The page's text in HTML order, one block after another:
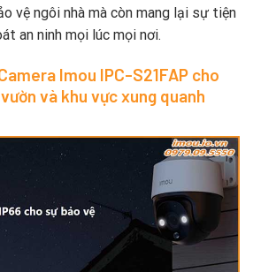
vệ ngôi nhà mà còn mang lại sự tiện
an ninh mọi lúc mọi nơi.
Imou IPC-S21FAP cho
và khu vực xung quanh